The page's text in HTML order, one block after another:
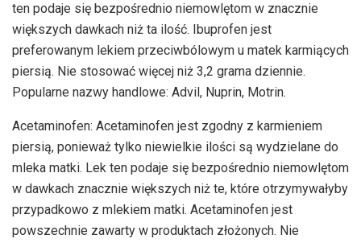
ten podaje się bezpośrednio niemowlętom w znacznie
większych dawkach niż ta ilość. Ibuprofen jest
preferowanym lekiem przeciwbólowym u matek karmiących
piersią. Nie stosować więcej niż 3,2 grama dziennie.
Popularne nazwy handlowe: Advil, Nuprin, Motrin.
Acetaminofen: Acetaminofen jest zgodny z karmieniem
piersią, ponieważ tylko niewielkie ilości są wydzielane do
mleka matki. Lek ten podaje się bezpośrednio niemowlętom
w dawkach znacznie większych niż te, które otrzymywałyby
przypadkowo z mlekiem matki. Acetaminofen jest
powszechnie zawarty w produktach złożonych. Nie